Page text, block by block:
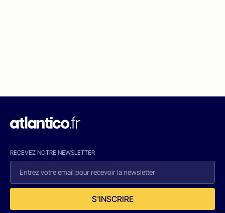
RECEVEZ NOTRE NEWSLETTER
S'INSCRIRE